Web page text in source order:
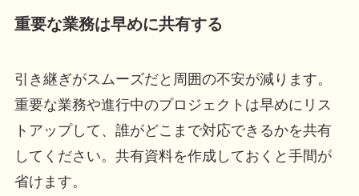
重要な業務は早めに共有する
引き継ぎがスムーズだと周囲の不安が減ります。
重要な業務や進行中のプロジェクトは早めにリス
トアップして、誰がどこまで対応できるかを共有
してください。共有資料を作成しておくと手間が
省けます。